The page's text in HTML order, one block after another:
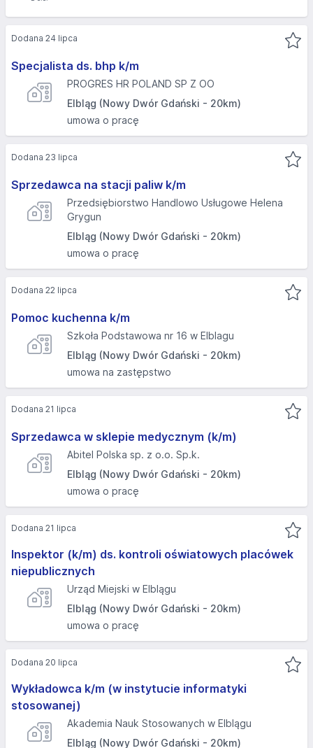
Specjalista ds. bhp k/m
PROGRES HR POLAND SP Z OO
Elbląg (Nowy Dwór Gdański - 20km)
umowa o pracę
Dodana 24 lipca
Sprzedawca na stacji paliw k/m
Przedsiębiorstwo Handlowo Usługowe Helena
Grygun
Elbląg (Nowy Dwór Gdański - 20km)
umowa o pracę
Dodana 23 lipca
Pomoc kuchenna k/m
Szkoła Podstawowa nr 16 w Elblagu
Elbląg (Nowy Dwór Gdański - 20km)
umowa na zastępstwo
Dodana 22 lipca
Sprzedawca w sklepie medycznym (k/m)
Abitel Polska sp. z o.o. Sp.k.
Elbląg (Nowy Dwór Gdański - 20km)
umowa o pracę
Dodana 21 lipca
Inspektor (k/m) ds. kontroli oświatowych placówek
niepublicznych
Urząd Miejski w Elblągu
Elbląg (Nowy Dwór Gdański - 20km)
umowa o pracę
Dodana 21 lipca
Wykładowca k/m (w instytucie informatyki
stosowanej)
Akademia Nauk Stosowanych w Elblągu
Elbląg (Nowy Dwór Gdański - 20km)
Dodana 20 lipca